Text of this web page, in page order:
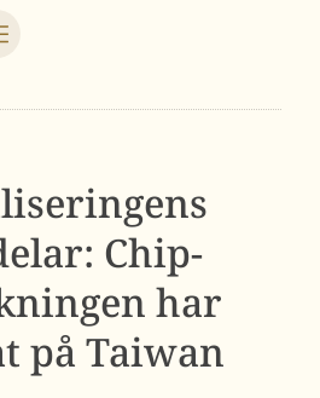
Chip-
har
på Taiwan